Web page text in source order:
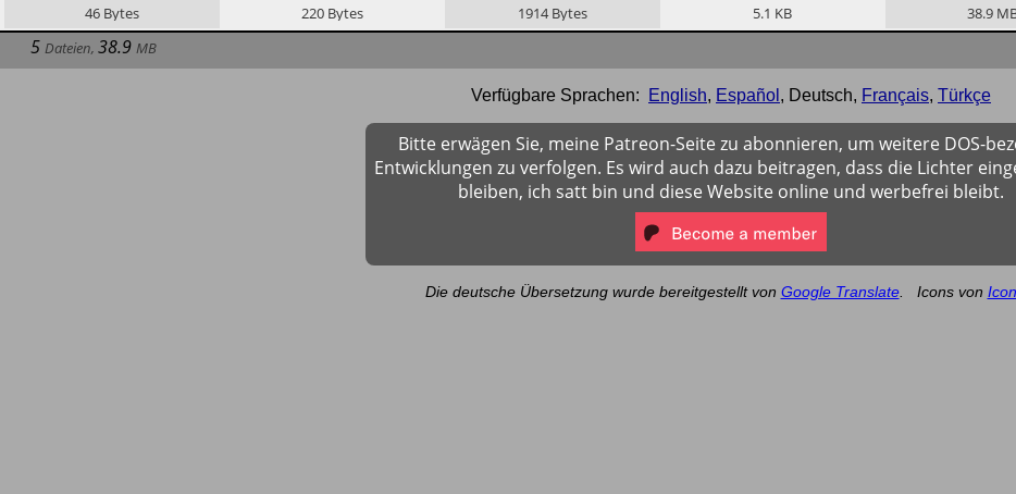
46 Bytes
220 Bytes
1914 Bytes
5.1 KB
38.9
5 Dateien, 38.9 MB
Verfügbare Sprachen: English, Español , Deutsch, Français, Türkçe
Bitte erwägen Sie, meine Patreon-Seite zu abonnieren, um weitere DOS-
Entwicklungen zu verfolgen. Es wird auch dazu beitragen, dass die Lichter
bleiben, ich satt bin und diese Website online und werbefrei bleibt.
Die deutsche Übersetzung wurde bereitgestellt von Google Translate. Icons von